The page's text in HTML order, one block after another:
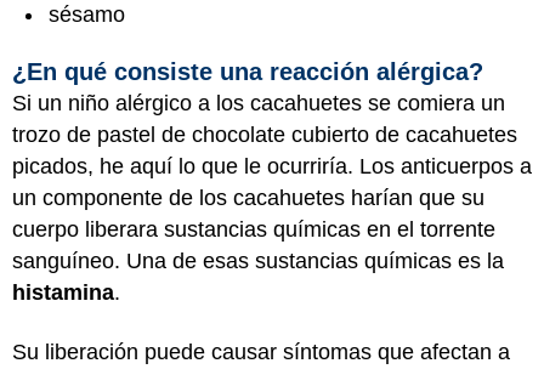
sésamo
¿En qué consiste una reacción alérgica?
Si un niño alérgico a los cacahuetes se comiera un
trozo de pastel de chocolate cubierto de cacahuetes
picados, he aquí lo que le ocurriría. Los anticuerpos a
un componente de los cacahuetes harían que su
cuerpo liberara sustancias químicas en el torrente
sanguíneo. Una de esas sustancias químicas es la
histamina.
Su liberación puede causar síntomas que afectan a